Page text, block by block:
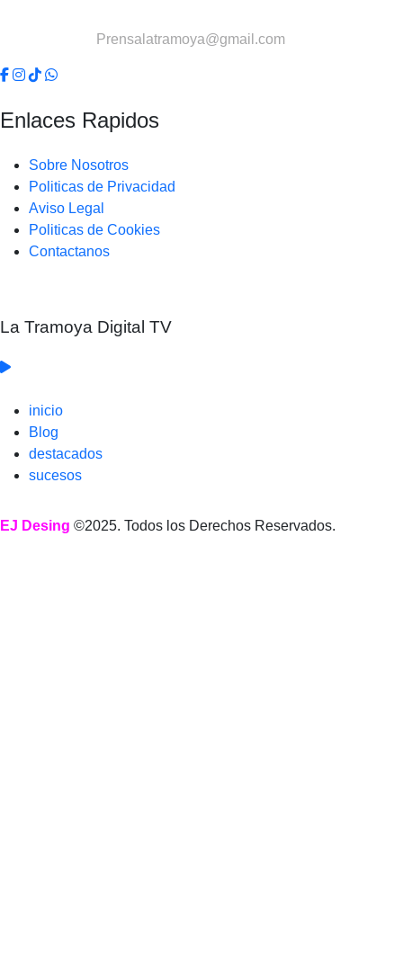
Prensalatramoya@gmail.com
Enlaces Rapidos
Sobre Nosotros
Politicas de Privacidad
Aviso Legal
Politicas de Cookies
Contactanos
La Tramoya Digital TV
inicio
Blog
destacados
sucesos
EJ Desing ©2025. Todos los Derechos Reservados.